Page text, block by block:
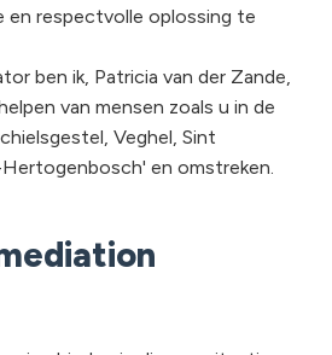
en respectvolle oplossing te
ben ik, Patricia van der Zande,
van mensen zoals u in de
Veghel, Sint
en omstreken.